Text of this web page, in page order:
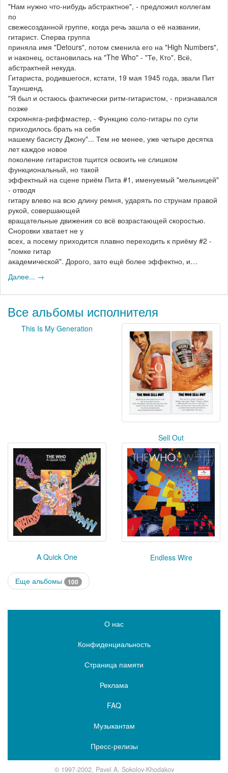
"Нам нужно что-нибудь абстрактное", - предложил коллегам
по
свежесозданной группе, когда речь зашла о её названии,
гитарист. Сперва группа
приняла имя "Detours", потом сменила его на "High Numbers",
и наконец, остановилась на "The Who" - "Те, Кто". Всё,
абстрактней некуда.
Гитариста, родившегося, кстати, 19 мая 1945 года, звали Пит
Тауншенд.
"Я был и остаюсь фактически ритм-гитаристом, - признавался
позже
скромняга-риффмастер, - Функцию соло-гитары по сути
приходилось брать на себя
нашему басисту Джону"... Тем не менее, уже четыре десятка
лет каждое новое
поколение гитаристов тщится освоить не слишком
функциональный, но такой
эффектный на сцене приём Пита #1, именуемый "мельницей"
- отводя
гитару влево на всю длину ремня, ударять по струнам правой
рукой, совершающей
вращательные движения со всё возрастающей скоростью.
Сноровки хватает не у
всех, а посему приходится плавно переходить к приёму #2 -
"ломке гитар
академической". Дорого, зато ещё более эффектно, и…
Далее... →
Все альбомы исполнителя
This Is My Generation
Sell Out
A Quick One Endless Wire
Еще альбомы 100
О нас
Конфиденциальность
Страница памяти
Реклама
FAQ
Музыкантам
Пресс-релизы
© 1997-2002, Pavel A. Sokolov-Khodakov